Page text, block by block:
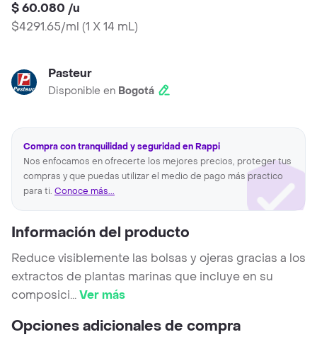
$ 60.080 /u
$4291.65/ml (1 X 14 mL)
Pasteur
Disponible en Bogotá
Compra con tranquilidad y seguridad en Rappi
Nos enfocamos en ofrecerte los mejores precios, proteger tus
compras y que puedas utilizar el medio de pago más practico
para ti. Conoce más...
Información del producto
Reduce visiblemente las bolsas y ojeras gracias a los
extractos de plantas marinas que incluye en su
composici...Ver más
Opciones adicionales de compra